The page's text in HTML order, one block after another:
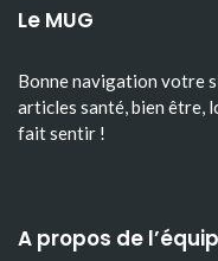
Le MUG
Bonne navigation votre
articles santé, bien être,
fait sentir !
A propos de